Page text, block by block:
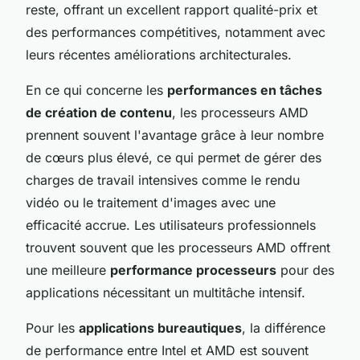
reste, offrant un excellent rapport qualité-prix et
des performances compétitives, notamment avec
leurs récentes améliorations architecturales.
En ce qui concerne les performances en tâches
de création de contenu, les processeurs AMD
prennent souvent l'avantage grâce à leur nombre
de cœurs plus élevé, ce qui permet de gérer des
charges de travail intensives comme le rendu
vidéo ou le traitement d'images avec une
efficacité accrue. Les utilisateurs professionnels
trouvent souvent que les processeurs AMD offrent
une meilleure performance processeurs pour des
applications nécessitant un multitâche intensif.
Pour les applications bureautiques, la différence
de performance entre Intel et AMD est souvent